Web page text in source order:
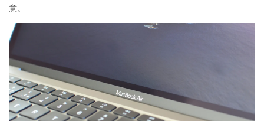
意。